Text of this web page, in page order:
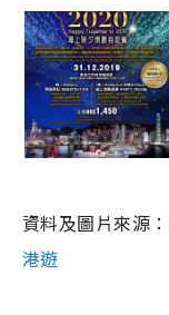
資料及圖片來源：
港遊